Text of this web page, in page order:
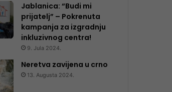
Jablanica: “Budi mi
prijatelj” – Pokrenuta
kampanja za izgradnju
inkluzivnog centra!
9. Jula 2024.
Neretva zavijena u crno
13. Augusta 2024.